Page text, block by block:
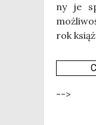
ny je
rok
-->